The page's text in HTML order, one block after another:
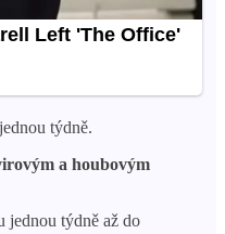
týdně.
a houbovým
jednou týdně až do